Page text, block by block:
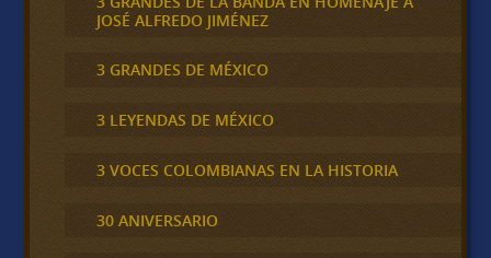
JOSÉ ALFREDO JIMÉNEZ
3 GRANDES DE MÉXICO
3 LEYENDAS DE MÉXICO
3 VOCES COLOMBIANAS EN LA HISTORIA
30 ANIVERSARIO